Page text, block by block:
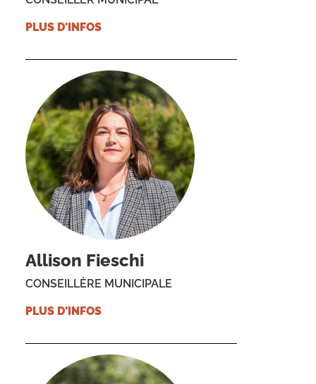
PLUS D'INFOS
Allison Fieschi
CONSEILLÈRE MUNICIPALE
PLUS D'INFOS